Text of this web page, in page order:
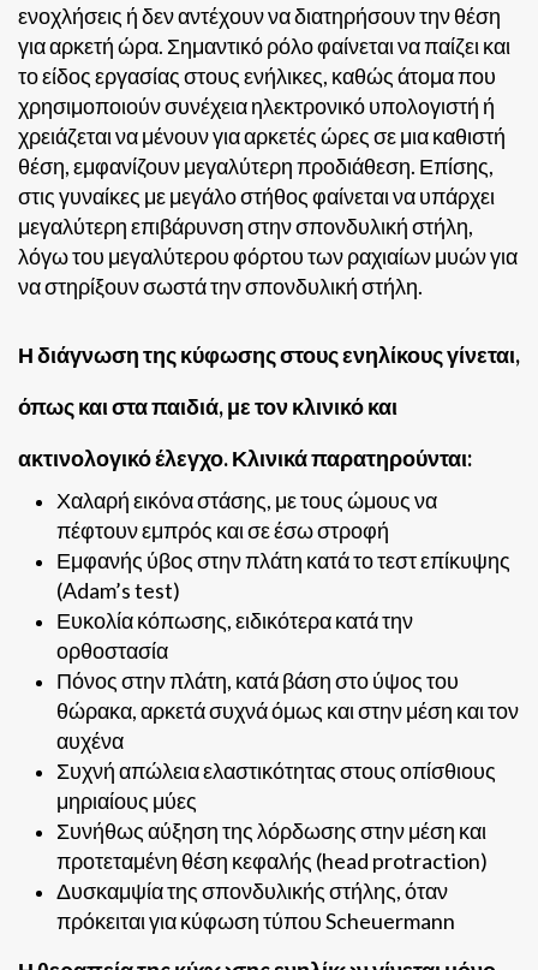
ενοχλήσεις ή δεν αντέχουν να διατηρήσουν την θέση
για αρκετή ώρα. Σημαντικό ρόλο φαίνεται να παίζει και
το είδος εργασίας στους ενήλικες, καθώς άτομα που
χρησιμοποιούν συνέχεια ηλεκτρονικό υπολογιστή ή
χρειάζεται να μένουν για αρκετές ώρες σε μια καθιστή
θέση, εμφανίζουν μεγαλύτερη προδιάθεση. Επίσης,
στις γυναίκες με μεγάλο στήθος φαίνεται να υπάρχει
μεγαλύτερη επιβάρυνση στην σπονδυλική στήλη,
λόγω του μεγαλύτερου φόρτου των ραχιαίων μυών για
να στηρίξουν σωστά την σπονδυλική στήλη.
Η διάγνωση της κύφωσης στους ενηλίκους γίνεται,
όπως και στα παιδιά, με τον κλινικό και
ακτινολογικό έλεγχο. Κλινικά παρατηρούνται:
Χαλαρή εικόνα στάσης, με τους ώμους να
πέφτουν εμπρός και σε έσω στροφή
Εμφανής ύβος στην πλάτη κατά το τεστ επίκυψης
(Adam’s test)
Ευκολία κόπωσης, ειδικότερα κατά την
ορθοστασία
Πόνος στην πλάτη, κατά βάση στο ύψος του
θώρακα, αρκετά συχνά όμως και στην μέση και τον
αυχένα
Συχνή απώλεια ελαστικότητας στους οπίσθιους
μηριαίους μύες
Συνήθως αύξηση της λόρδωσης στην μέση και
προτεταμένη θέση κεφαλής (head protraction)
Δυσκαμψία της σπονδυλικής στήλης, όταν
πρόκειται για κύφωση τύπου Scheuermann